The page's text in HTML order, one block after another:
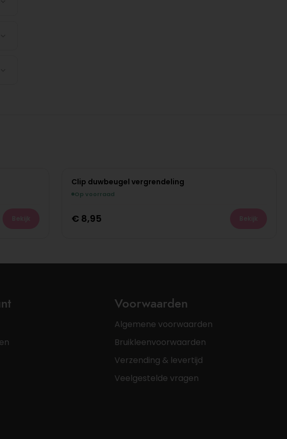
Clip duwbeugel vergrendeling
Op voorraad
€ 8,95
Voorwaarden
Algemene voorwaarden
Bruikleenvoorwaarden
Verzending & levertijd
Veelgestelde vragen